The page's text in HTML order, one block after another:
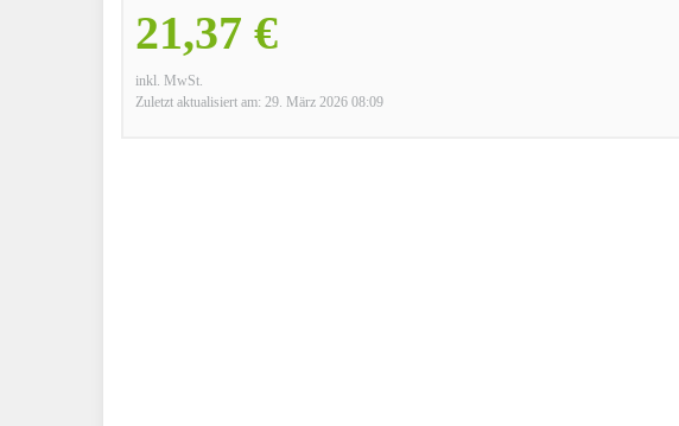
21,37 €
inkl. MwSt.
Zuletzt aktualisiert am: 29. März 2026 08:09